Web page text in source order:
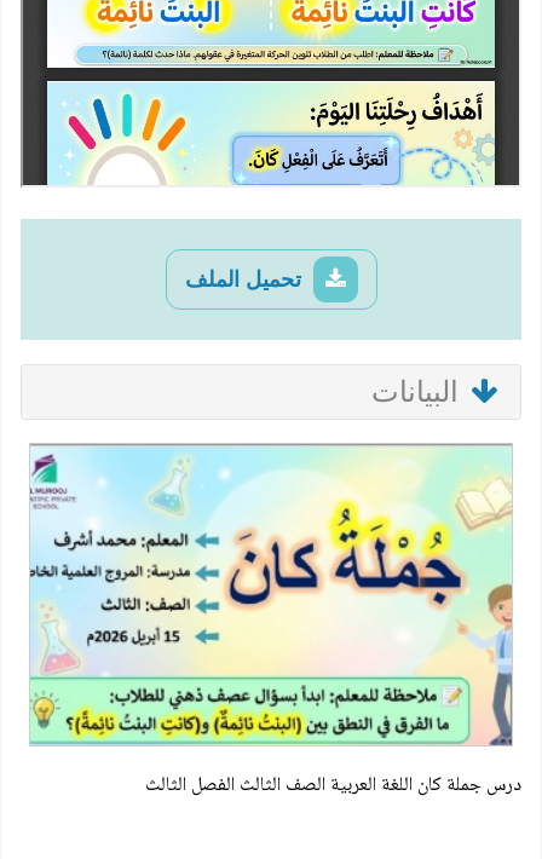
تحميل الملف
البيانات
درس جملة كان اللغة العربية الصف الثالث الفصل الثالث